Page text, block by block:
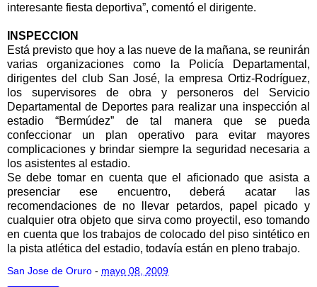
interesante fiesta deportiva”, comentó el dirigente.
INSPECCION
Está previsto que hoy a las nueve de la mañana, se reunirán
varias organizaciones como la Policía Departamental,
dirigentes del club San José, la empresa Ortiz-Rodríguez,
los supervisores de obra y personeros del Servicio
Departamental de Deportes para realizar una inspección al
estadio “Bermúdez” de tal manera que se pueda
confeccionar un plan operativo para evitar mayores
complicaciones y brindar siempre la seguridad necesaria a
los asistentes al estadio.
Se debe tomar en cuenta que el aficionado que asista a
presenciar ese encuentro, deberá acatar las
recomendaciones de no llevar petardos, papel picado y
cualquier otra objeto que sirva como proyectil, eso tomando
en cuenta que los trabajos de colocado del piso sintético en
la pista atlética del estadio, todavía están en pleno trabajo.
San Jose de Oruro - mayo 08, 2009